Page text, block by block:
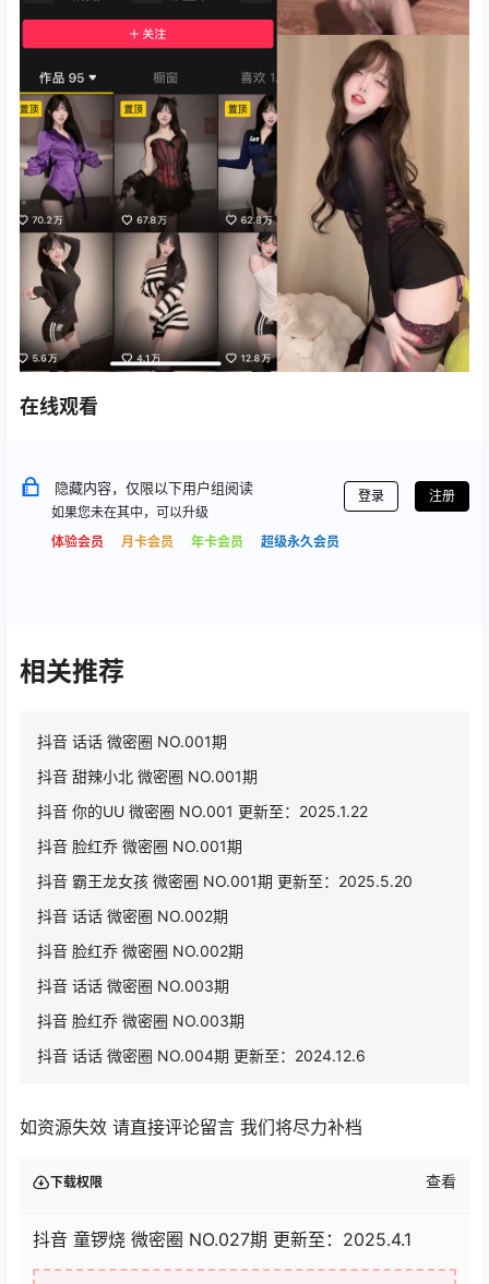
在线观看
隐藏内容，仅限以下用户组阅读
如果您未在其中，可以升级
体验会员
月卡会员 年卡会员 超级永久会员
登录 注册
相关推荐
抖音 话话 微密圈 NO.001期
抖音 甜辣小北 微密圈 NO.001期
抖音 你的UU 微密圈 NO.001 更新至：2025.1.22
抖音 脸红乔 微密圈 NO.001期
抖音 霸王龙女孩 微密圈 NO.001期 更新至：2025.5.20
抖音 话话 微密圈 NO.002期
抖音 脸红乔 微密圈 NO.002期
抖音 话话 微密圈 NO.003期
抖音 脸红乔 微密圈 NO.003期
抖音 话话 微密圈 NO.004期 更新至：2024.12.6
如资源失效 请直接评论留言 我们将尽力补档
下载权限 查看
抖音 童锣烧 微密圈 NO.027期 更新至：2025.4.1